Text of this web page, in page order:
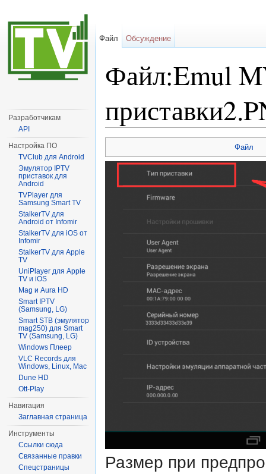
Файл:Emul
Файл
Размер при
Файл Обсуждение
Разработчикам
API
Настройка ПО
TVClub для Android
Эмулятор IPTV
приставок для
Android
TVPlayer для
Samsung Smart TV
StalkerTV для
Android от Infomir
StalkerTV для iOS от
Infomir
StalkerTV для Apple
TV
UniPlayer для Apple
TV и iOS
Mag и Aura HD
Smart IPTV
(Samsung, LG)
Smart STB (эмулятор
mag250) для Smart
TV (Samsung, LG)
Windows Плеер
VLC Records для
Windows, Linux, Mac
Dune HD
Ott-Play
Навигация
Заглавная страница
Инструменты
Ссылки сюда
Связанные правки
Спецстраницы